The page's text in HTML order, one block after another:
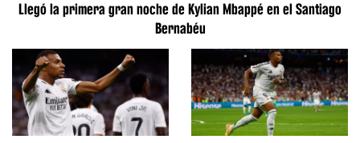
Llegó la primera gran noche de Kylian Mbappé en el Santiago
Bernabéu